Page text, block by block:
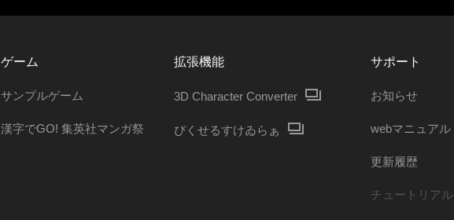
ゲーム
サンプルゲーム
漢字でGO! 集英社マンガ祭
拡張機能
3D Character Converter
ぴくせるすけゐらぁ
サポート
お知らせ
webマニュアル
更新履歴
チュートリアル